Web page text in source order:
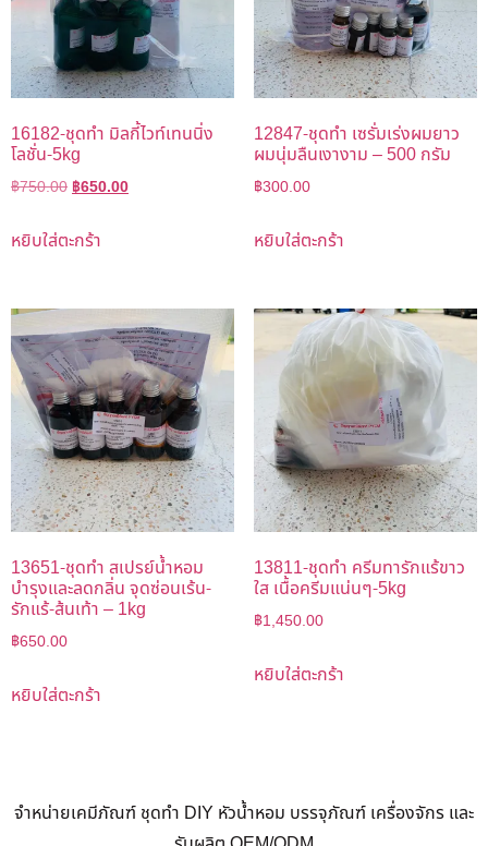
16182-ชุดทำ มิลกี้ไวท์เทนนิ่ง
โลชั่น-5kg
฿750.00 ฿650.00
หยิบใส่ตะกร้า
12847-ชุดทำ เซรั่มเร่งผมยาว
ผมนุ่มลืนเงางาม – 500 กรัม
฿300.00
หยิบใส่ตะกร้า
13651-ชุดทำ สเปรย์น้ำหอม
บำรุงและลดกลิ่น จุดซ่อนเร้น-
รักแร้-ส้นเท้า – 1kg
฿650.00
หยิบใส่ตะกร้า
13811-ชุดทำ ครีมทารักแร้ขาว
ใส เนื้อครีมแน่นๆ-5kg
฿1,450.00
หยิบใส่ตะกร้า
จำหน่ายเคมีภัณฑ์ ชุดทำ DIY หัวน้ำหอม บรรจุภัณฑ์ เครื่องจักร และ